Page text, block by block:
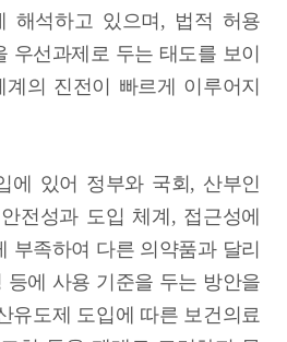
해석하고 있으며, 법적 허용
우선과제로 두는 태도를 보이
의 진전이 빠르게 이루어지
에 있어 정부와 국회, 산부인
전성과 도입 체계, 접근성에
부족하여 다른 의약품과 달리
등에 사용 기준을 두는 방안을
유도제 도입에 따른 보건의료